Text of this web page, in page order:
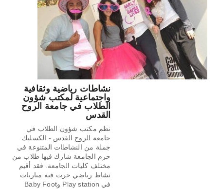
نشاطات رياضية وثقافية
واجتماعية لمكتب شؤون
الطلاب في جامعة الروح
القدس
نظم مكتب شؤون الطلاب في
جامعة الروح القدس - الكسليك
جملة من النشاطات المتنوعة في
حرم الجامعة شارك فيها طلاب من
مختلف كليات الجامعة. فقد أقيم
نشاط رياضي جرت فيه مباريات
في Play station وBaby Foot